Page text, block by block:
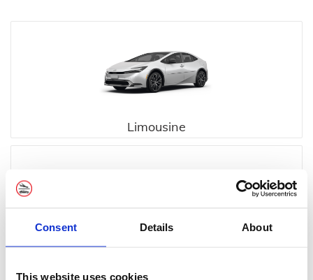
Consent Details About
This website uses cookies
Limousine